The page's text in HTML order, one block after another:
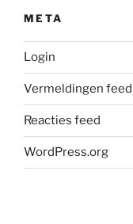
META
Login
Vermeldingen feed
Reacties feed
WordPress.org